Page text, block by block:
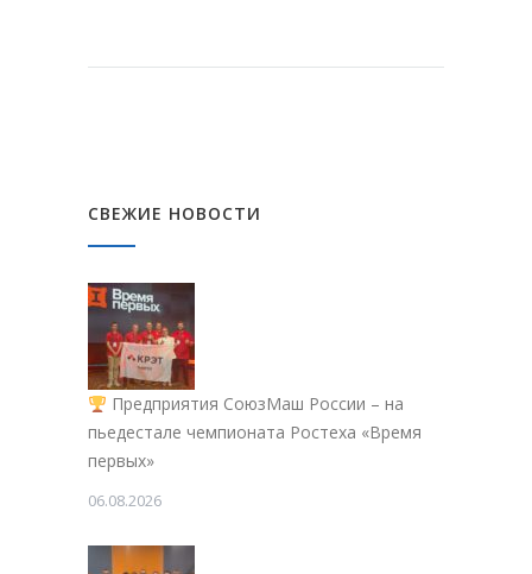
СВЕЖИЕ НОВОСТИ
Предприятия СоюзМаш России – на
пьедестале чемпионата Ростеха «Время
первых»
06.08.2026